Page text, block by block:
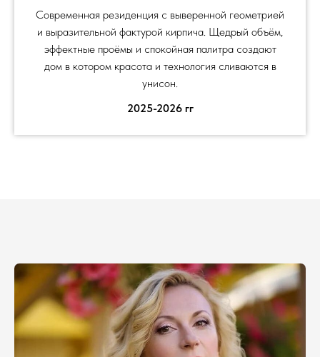
Современная резиденция с выверенной геометрией
и выразительной фактурой кирпича. Щедрый объём,
эффектные проёмы и спокойная палитра создают
дом в котором красота и технология сливаются в
унисон.
2025-2026 гг